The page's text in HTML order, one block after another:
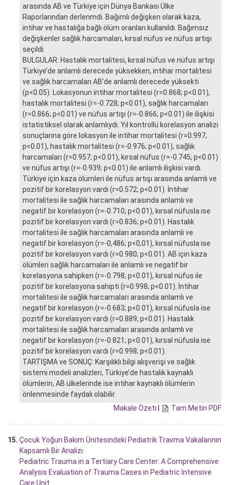
arasında AB ve Türkiye için Dünya Bankası Ülke
Raporlarından derlenmdi. Bağımlı değişken olarak kaza,
intihar ve hastalığa bağlı ölüm oranları kullanıldı. Bağımsız
değişkenler sağlık harcamaları, kırsal nüfus ve nüfus artışı
seçildi.
BULGULAR: Hastalık mortalitesi, kırsal nüfus ve nüfus artışı
Türkiye’de anlamlı derecede yüksekken, intihar mortalitesi
ve sağlık harcamaları AB’de anlamlı derecede yüksekti
(p<0.05). Lokasyonun intihar mortalitesi (r=0.868; p<0.01),
hastalık mortalitesi (r=-0.728; p<0.01), sağlık harcamaları
(r=0.866; p<0.01) ve nüfus artışı (r=-0.866; p<0.01) ile ilişkisi
istatistiksel olarak anlamlıydı. Yıl kontrollü korelasyon analizi
sonuçlarına göre lokasyon ile intihar mortalitesi (r=0.997;
p<0.01), hastalık mortalitesi (r=-0.976; p<0.01), sağlık
harcamaları (r=0.957; p<0.01), kırsal nüfus (r=-0.745; p<0.01)
ve nüfus artışı (r=-0.939; p<0.01) ile anlamlı ilişkisi vardı.
Türkiye için kaza ölümleri ile nüfus artışı arasında anlamlı ve
pozitif bir korelasyon vardı (r=0.572; p<0.01). İntihar
mortalitesi ile sağlık harcamaları arasında anlamlı ve
negatif bir korelasyon (r=-0.710; p<0.01), kırsal nüfusla ise
pozitif bir korelasyon vardı (r=0.836; p<0.01). Hastalık
mortalitesi ile sağlık harcamaları arasında anlamlı ve
negatif bir korelasyon (r=-0,486; p<0,01), kırsal nüfusla ise
pozitif bir korelasyon vardı (r=0.980; p<0.01). AB için kaza
ölümleri sağlık harcamaları ile anlamlı ve negatif bir
korelasyona sahipken (r=-0.798; p<0.01), kırsal nüfus ile
pozitif bir korelasyona sahipti (r=0.998; p<0.01). İntihar
mortalitesi ile sağlık harcamaları arasında anlamlı ve
negatif bir korelasyon (r=-0.683; p<0.01), kırsal nüfusla ise
pozitif bir korelasyon vardı (r=0.889; p<0.01). Hastalık
mortalitesi ile sağlık harcamaları arasında anlamlı ve
negatif bir korelasyon (r=-0.821; p<0.01), kırsal nüfusla ise
pozitif bir korelasyon vardı (r=0.998; p<0.01).
TARTIŞMA ve SONUÇ: Karşılıklı bilgi alışverişi ve sağlık
sistemi modeli analizleri, Türkiye’de hastalık kaynaklı
ölümlerin, AB ülkelerinde ise intihar kaynaklı ölümlerin
önlenmesinde faydalı olabilir.
Makale Özeti | Tam Metin PDF
15. Çocuk Yoğun Bakım Ünitesindeki Pediatrik Travma Vakalarının
Kapsamlı Bir Analizi
Pediatric Trauma in a Tertiary Care Center: A Comprehensive
Analysis Evaluation of Trauma Cases in Pediatric Intensive
Care Unit